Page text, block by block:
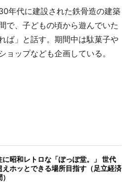
年代に建設された鉄骨造の建築
で、子どもの頃から遊んでいた
ば」と話す。期間中は駄菓子や
ップなども企画している。
に昭和レトロな「ぽっぽ堂。」 世代
えホッとできる場所目指す（足立経済